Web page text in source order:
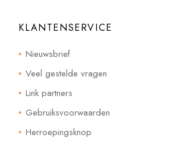
KLANTENSERVICE
Nieuwsbrief
Veel gestelde vragen
Link partners
Gebruiksvoorwaarden
Herroepingsknop